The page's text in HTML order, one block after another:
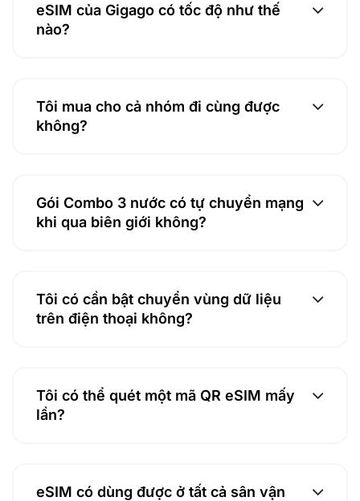
eSIM của Gigago có tốc độ như thế
nào?
Tôi mua cho cả nhóm đi cùng được
không?
Gói Combo 3 nước có tự chuyển mạng
khi qua biên giới không?
Tôi có cần bật chuyển vùng dữ liệu
trên điện thoại không?
Tôi có thể quét một mã QR eSIM mấy
lần?
eSIM có dùng được ở tất cả sân vận